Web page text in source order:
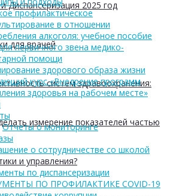
Диспансеризация 2025 год
для врачей
систем здравоохранения:
измерение показателей частью
и управления?
профилактическое
в отношении
алкоголя: учебное пособие
первичного звена медико-
помощи
здорового образа жизни
курс «Внедрение программ
здоровья на рабочем месте»
Отчеты о мониторинге
о сотрудничестве со школой
по диспансеризации
ПО ПРОФИЛАКТИКЕ COVID-19